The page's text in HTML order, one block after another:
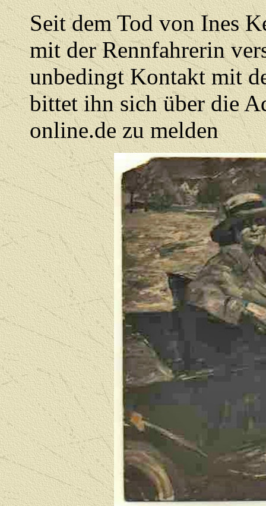
Seit dem Tod von Ines
mit der Rennfahrerin
unbedingt Kontakt mit
bittet ihn sich über die
online.de zu melden